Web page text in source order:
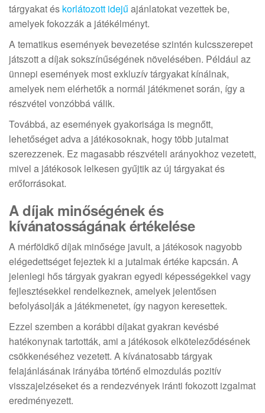
tárgyakat és korlátozott idejűajánlatokat vezettek be,
amelyek fokozzák a játékélményt.
A tematikus események bevezetése szintén kulcsszerepet
játszott a díjak sokszínűségének növelésében. Például az
ünnepi események most exkluzív tárgyakat kínálnak,
amelyek nem elérhetők a normál játékmenet során, így a
részvétel vonzóbbá válik.
Továbbá, az események gyakorisága is megnőtt,
lehetőséget adva a játékosoknak, hogy több jutalmat
szerezzenek. Ez magasabb részvételi arányokhoz vezetett,
mivel a játékosok lelkesen gyűjtik az új tárgyakat és
erőforrásokat.
A díjak minőségének és
kívánatosságának értékelése
A mérföldkő díjak minősége javult, a játékosok nagyobb
elégedettséget fejeztek ki a jutalmak értéke kapcsán. A
jelenlegi hős tárgyak gyakran egyedi képességekkel vagy
fejlesztésekkel rendelkeznek, amelyek jelentősen
befolyásolják a játékmenetet, így nagyon keresettek.
Ezzel szemben a korábbi díjakat gyakran kevésbé
hatékonynak tartották, ami a játékosok elköteleződésének
csökkenéséhez vezetett. A kívánatosabb tárgyak
felajánlásának irányába történő elmozdulás pozitív
visszajelzéseket és a rendezvények iránti fokozott izgalmat
eredményezett.